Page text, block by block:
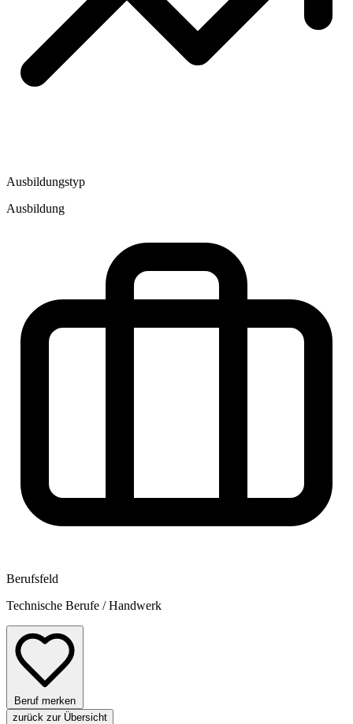
Ausbildungstyp
Ausbildung
Berufsfeld
Technische Berufe / Handwerk
Beruf merken
zurück zur Übersicht